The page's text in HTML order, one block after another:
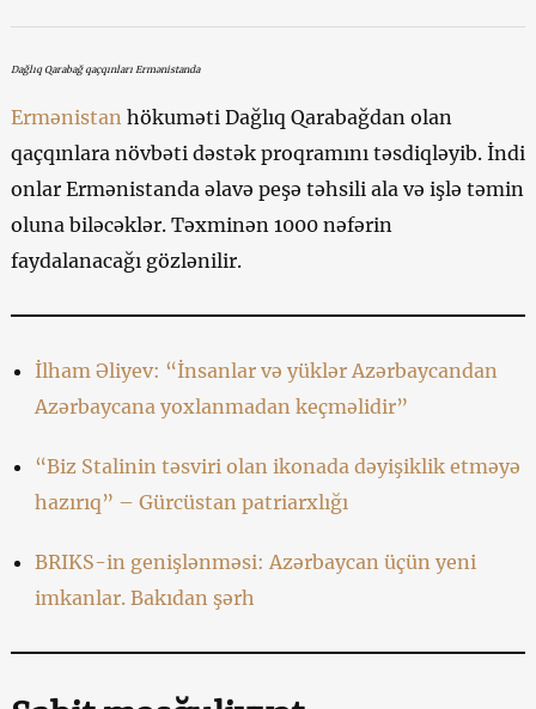
Dağlıq Qarabağ qaçqınları Ermənistanda
Ermənistan hökuməti Dağlıq Qarabağdan olan
qaçqınlara növbəti dəstək proqramını təsdiqləyib. İndi
onlar Ermənistanda əlavə peşə təhsili ala və işlə təmin
oluna biləcəklər. Təxminən 1000 nəfərin
faydalanacağı gözlənilir.
İlham Əliyev: “İnsanlar və yüklər Azərbaycandan
Azərbaycana yoxlanmadan keçməlidir”
“Biz Stalinin təsviri olan ikonada dəyişiklik etməyə
hazırıq” – Gürcüstan patriarxlığı
BRIKS-in genişlənməsi: Azərbaycan üçün yeni
imkanlar. Bakıdan şərh